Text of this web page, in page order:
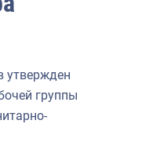
утвержден
группы